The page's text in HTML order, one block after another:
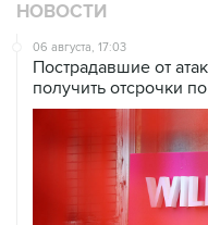
НОВОСТИ
06 августа, 17:03
Пострадавшие от
получить отсрочки